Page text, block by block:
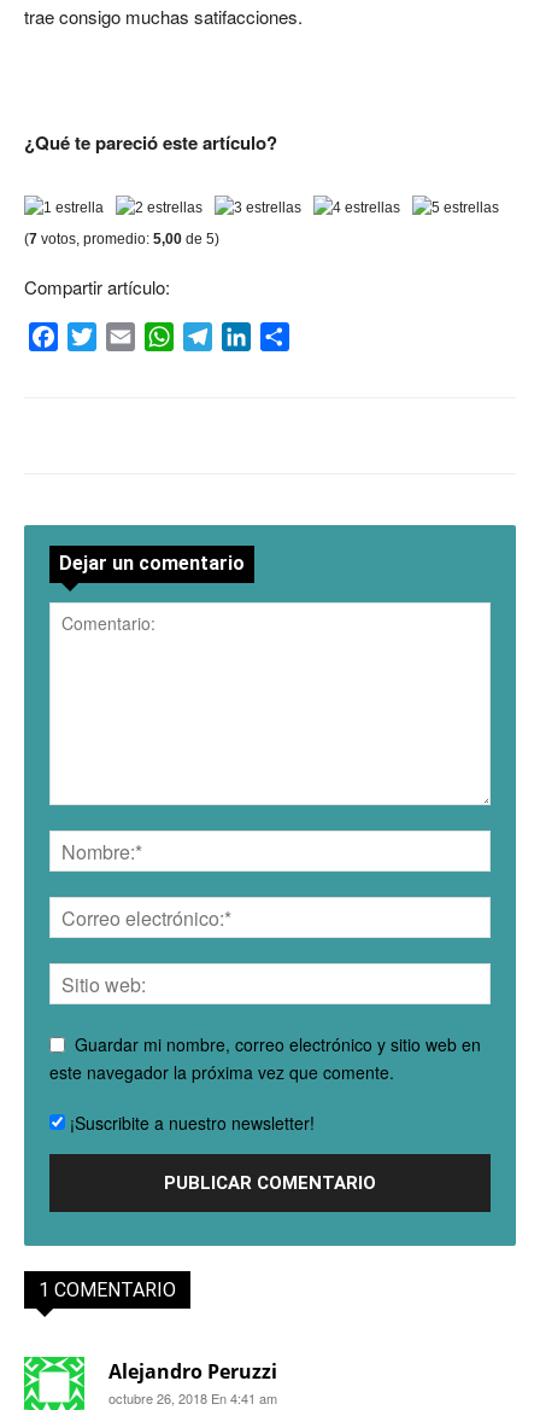
trae consigo muchas satifacciones.
¿Qué te pareció este artículo?
(7 votos, promedio: 5,00 de 5)
Compartir artículo:
FacebookTwitterEmail WhatsAppTelegramLinkedIn
1 COMENTARIO
Alejandro Peruzzi
octubre 26, 2018 En 4:41 am
Dejar un comentario
Guardar mi nombre, correo electrónico y sitio web en
este navegador la próxima vez que comente.
¡Suscribite a nuestro newsletter!